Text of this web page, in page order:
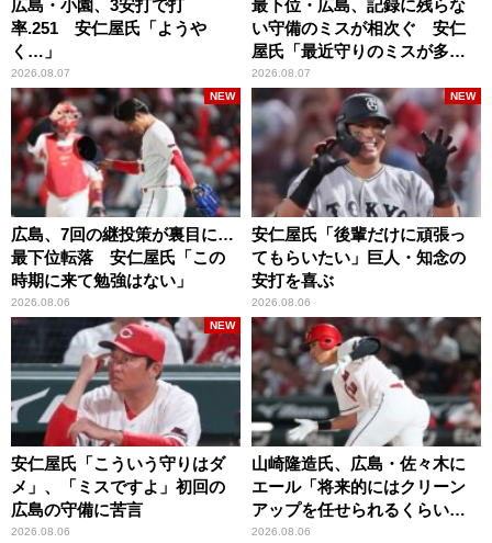
広島・小園、3安打で打
率.251 安仁屋氏「ようや
く…」
2026.08.07
最下位・広島、記録に残らな
い守備のミスが相次ぐ 安仁
屋氏「最近守りのミスが多
い」
2026.08.07
広島、7回の継投策が裏目に…
最下位転落 安仁屋氏「この
時期に来て勉強はない」
2026.08.06
NEW
安仁屋氏「後輩だけに頑張っ
てもらいたい」巨人・知念の
安打を喜ぶ
2026.08.06
NEW
安仁屋氏「こういう守りはダ
メ」、「ミスですよ」初回の
広島の守備に苦言
2026.08.06
NEW
山崎隆造氏、広島・佐々木に
エール「将来的にはクリーン
アップを任せられるくらいま
では成長して」
2026.08.06